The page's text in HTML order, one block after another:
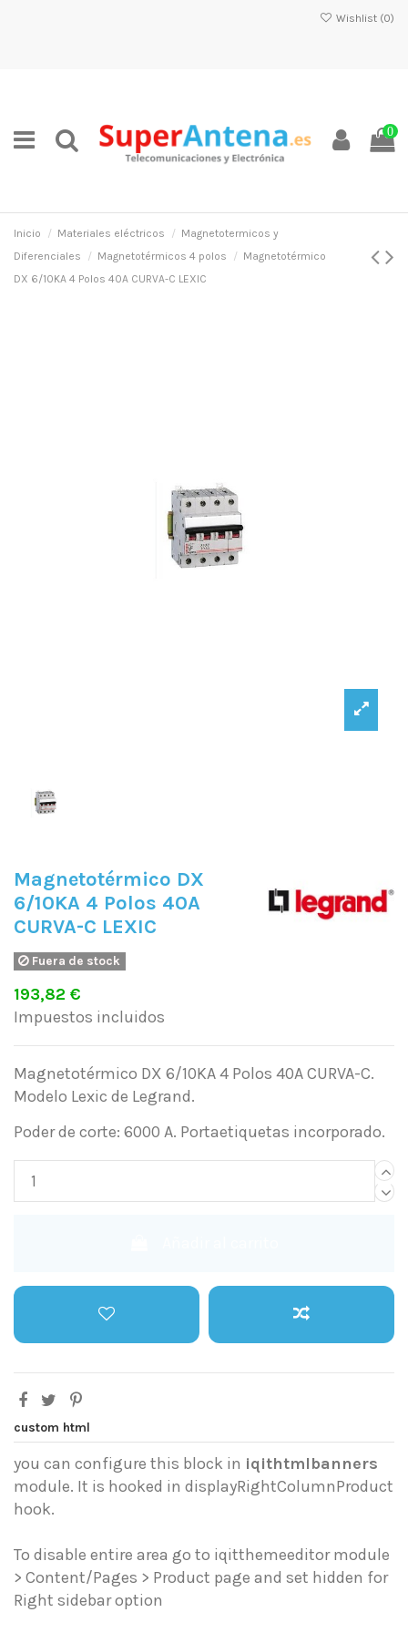
Wishlist (0)
0
Inicio Materiales eléctricos
Magnetotermicos y
Diferenciales
Magnetotérmicos 4 polos
Magnetotérmico
DX 6/10KA 4 Polos 40A CURVA-C LEXIC
Magnetotérmico DX
6/10KA 4 Polos 40A
CURVA-C LEXIC
Fuera de stock
193,82 €
Impuestos incluidos
Magnetotérmico DX 6/10KA 4 Polos 40A CURVA-C.
Modelo Lexic de Legrand.
Poder de corte: 6000 A. Portaetiquetas incorporado.
custom html
you can configure this block in iqithtmlbanners
module. It is hooked in displayRightColumnProduct
hook.
To disable entire area go to iqitthemeeditor module
> Content/Pages > Product page and set hidden for
Right sidebar option